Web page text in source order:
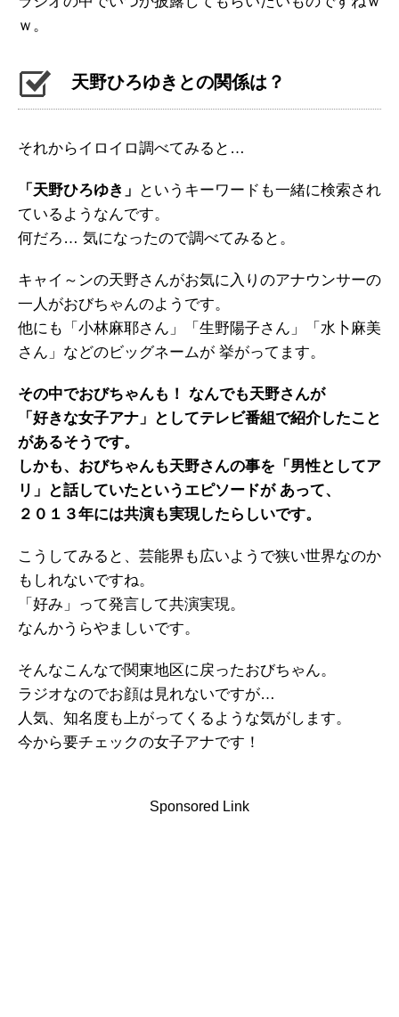
ｗ。
天野ひろゆきとの関係は？
それからイロイロ調べてみると…
「天野ひろゆき」
というキーワードも一緒に検索され
ているようなんです。
何だろ… 気になったので調べてみると。
キャイ～ンの天野さんがお気に入りのアナウンサーの
一人がおびちゃんのようです。
他にも「小林麻耶さん」「生野陽子さん」「水卜麻美
さん」などのビッグネームが 挙がってます。
その中でおびちゃんも！ なんでも天野さんが
「好きな女子アナ」としてテレビ番組で紹介したこと
があるそうです。
しかも、おびちゃんも天野さんの事を「男性としてア
リ」と話していたというエピソードが あって、
２０１３年には共演も実現したらしいです。
こうしてみると、芸能界も広いようで狭い世界なのか
もしれないですね。
「好み」って発言して共演実現。
なんかうらやましいです。
そんなこんなで関東地区に戻ったおびちゃん。
ラジオなのでお顔は見れないですが…
人気、知名度も上がってくるような気がします。
今から要チェックの女子アナです！
Sponsored Link